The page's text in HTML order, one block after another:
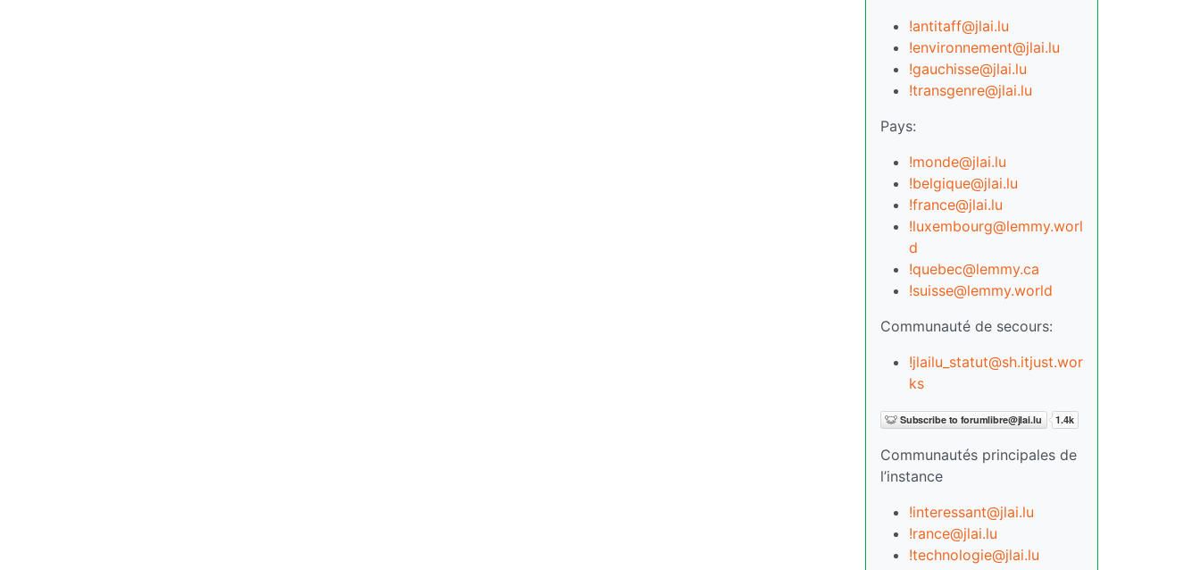
!antitaff@jlai.lu
!environnement@jlai.lu
!gauchisse@jlai.lu
!transgenre@jlai.lu
Pays:
!monde@jlai.lu
!belgique@jlai.lu
!france@jlai.lu
!luxembourg@lemmy.worl
d
!quebec@lemmy.ca
!suisse@lemmy.world
Communauté de secours:
!jlailu_statut@sh.itjust.wor
ks
Communautés principales de
l’instance
!interessant@jlai.lu
!rance@jlai.lu
!technologie@jlai.lu